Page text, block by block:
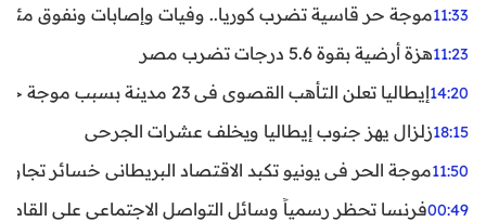
11:33موجة حر قاسية تضرب كوريا.. وفيات وإصابات ونفوق مئات
11:23هزة أرضية بقوة 5.6 درجات تضرب مصر
14:20إيطاليا تعلن التأهب القصوى في 23 مدينة بسبب موجة حر شديدة
18:15زلزال يهز جنوب إيطاليا ويخلف عشرات الجرحى
11:50موجة الحر في يونيو تكبد الاقتصاد البريطاني خسائر تجاوزت 1.5 مليار
00:49فرنسا تحظر رسمياً وسائل التواصل الاجتماعي على القاصرين